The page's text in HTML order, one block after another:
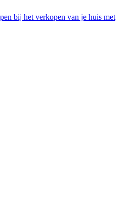
bij het verkopen van je huis met